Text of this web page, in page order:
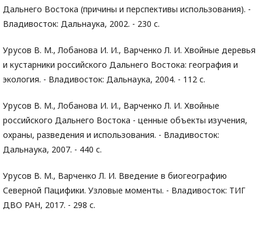
Дальнего Востока (причины и перспективы использования). -
Владивосток: Дальнаука, 2002. - 230 с.
Урусов В. М., Лобанова И. И., Варченко Л. И. Хвойные деревья
и кустарники российского Дальнего Востока: география и
экология. - Владивосток: Дальнаука, 2004. - 112 с.
Урусов В. М., Лобанова И. И., Варченко Л. И. Хвойные
российского Дальнего Востока - ценные объекты изучения,
охраны, разведения и использования. - Владивосток:
Дальнаука, 2007. - 440 с.
Урусов В. М., Варченко Л. И. Введение в биогеографию
Северной Пацифики. Узловые моменты. - Владивосток: ТИГ
ДВО РАН, 2017. - 298 с.